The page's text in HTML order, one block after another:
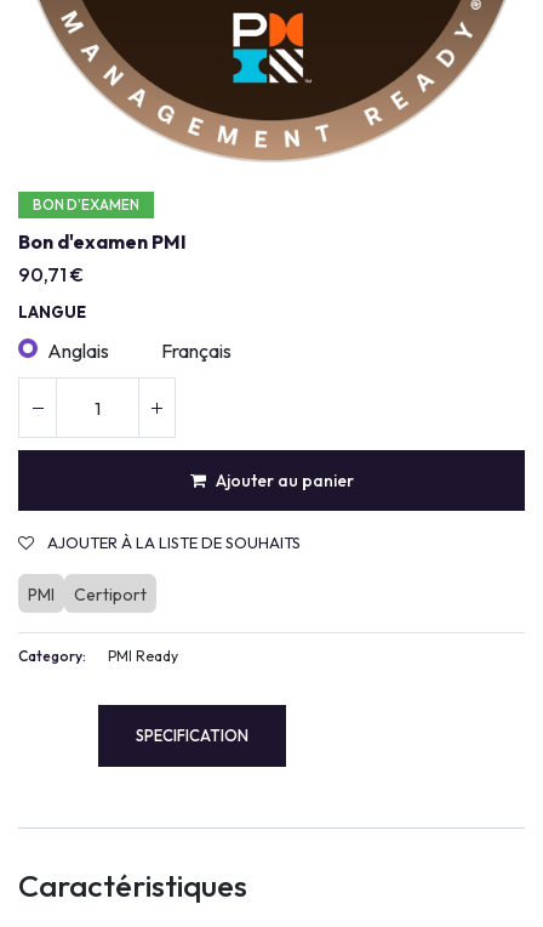
BON D'EXAMEN
Bon d'examen PMI
90,71 €
LANGUE
Anglais Français
Ajouter au panier
AJOUTER À LA LISTE DE SOUHAITS
PMI Certiport
Category: PMI Ready
SPECIFICATION
Caractéristiques